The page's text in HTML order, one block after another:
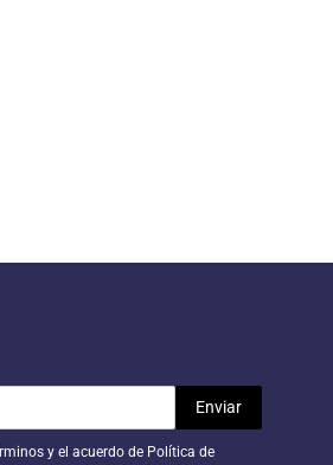
y el acuerdo de Política de